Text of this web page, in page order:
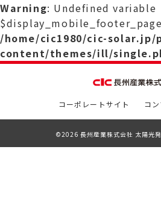
Warning: Undefined variable
/home/cic1980/cic-
content/themes/ill/
コーポレートサイト コ
©2026 長州産業株式会社 太陽光